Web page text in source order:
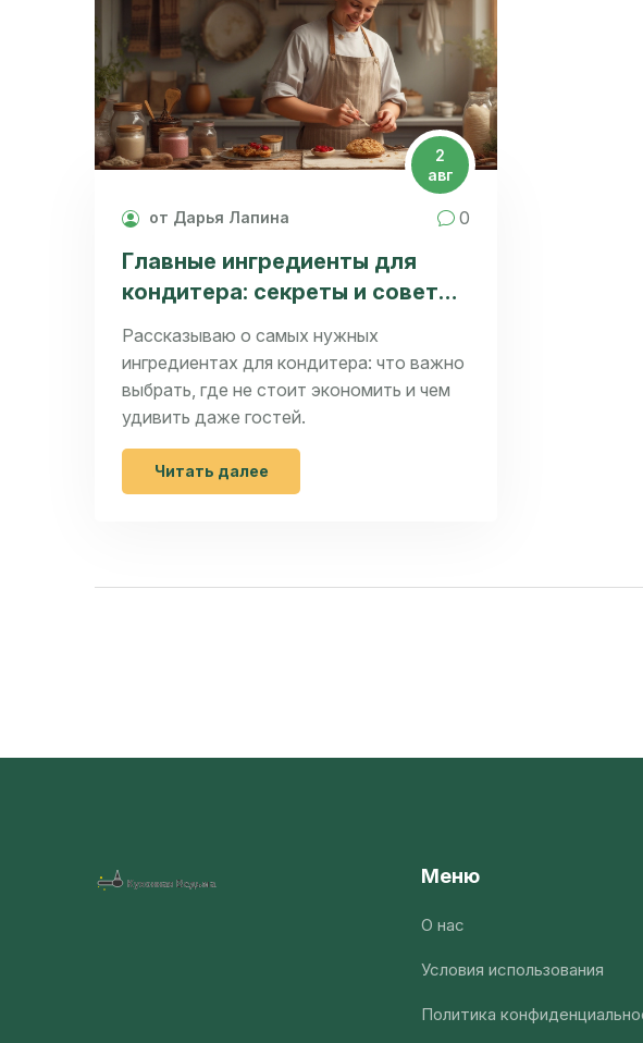
2
авг
от Дарья Лапина 0
Главные ингредиенты для
кондитера: секреты и советы
для домашних сладостей
Рассказываю о самых нужных
ингредиентах для кондитера: что важно
выбрать, где не стоит экономить и чем
удивить даже гостей.
Читать далее
Меню
О нас
Условия использования
Политика